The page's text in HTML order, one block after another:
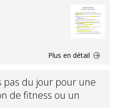
Plus en détail
pas du jour pour une
de fitness ou un